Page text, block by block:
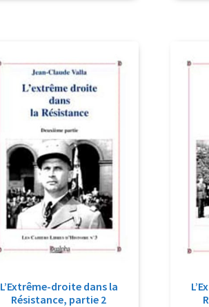
L’Extrême-droite dans la
Résistance, partie 2